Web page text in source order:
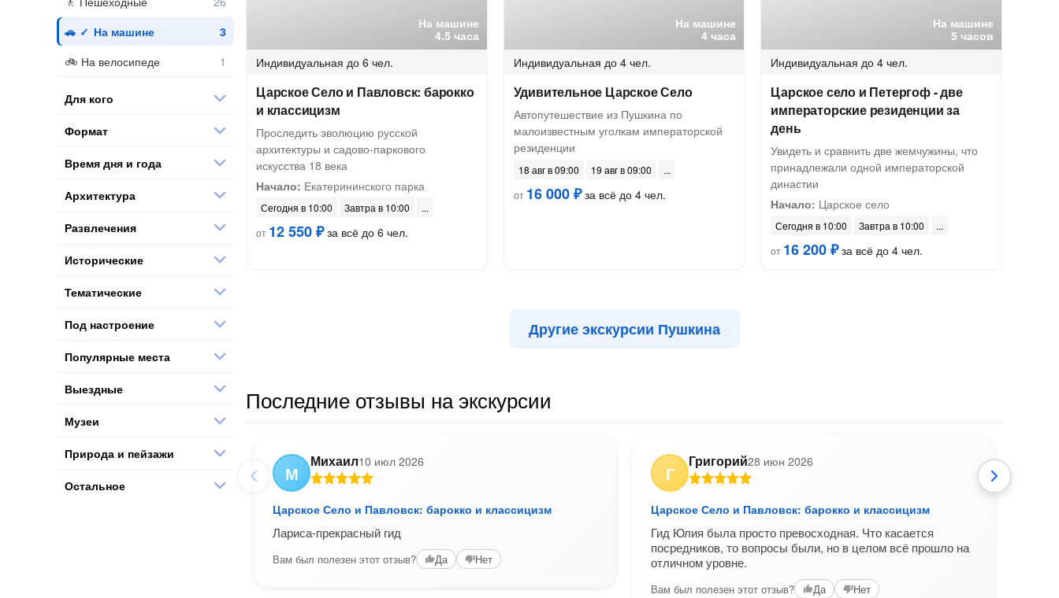
На машине
4.5 часа
Индивидуальная до 6 чел.
Царское Село и Павловск: барокко
и классицизм
Проследить эволюцию русской
архитектуры и садово-паркового
искусства 18 века
Начало: Екатерининского парка
Сегодня в 10:00
Завтра в 10:00
от 12 550 ₽за всё до 6 чел.
На машине
4 часа
Индивидуальная до 4 чел.
Удивительное Царское Село
Автопутешествие из Пушкина по
малоизвестным уголкам императорской
резиденции
18 авг в 09:00
19 авг в 09:00
от 16 000 ₽за всё до 4 чел.
На машине
5 часов
Индивидуальная до 4 чел.
Царское село и Петергоф - две
императорские резиденции за
день
Увидеть и сравнить две жемчужины, что
принадлежали одной императорской
династии
Начало: Царское село
Сегодня в 10:00
Завтра в 10:00
от 16 200 ₽за всё до 4 чел.
Другие экскурсии Пушкина
Последние отзывы на экскурсии
М
Михаил10 июл 2026
Царское Село и Павловск: барокко и классицизм
Лариса-прекрасный гид
Вам был полезен этот отзыв? Да Нет
Г
Григорий28 июн 2026
Царское Село и Павловск: барокко и классицизм
Гид Юлия была просто превосходная. Что касается
посредников, то вопросы были, но в целом всё прошло на
отличном уровне.
Вам был полезен этот отзыв? Да Нет
На машине
На велосипеде
Для кого
Формат
Время дня и года
Архитектура
Развлечения
Исторические
Тематические
Под настроение
Популярные места
Выездные
Музеи
Природа и пейзажи
Остальное